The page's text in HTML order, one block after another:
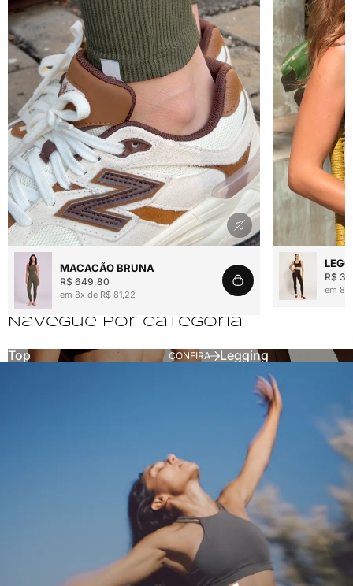
Reproduzir vídeo
MACACÃO BRUNA
R$ 649,80
em 8x de R$ 81,22
Reproduzir
R$
em 8x
Navegue por categoria
TOPS
Top CONFIRA LEGGINGS
Legging